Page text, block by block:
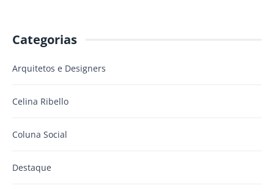
Categorias
Arquitetos e Designers
Celina Ribello
Coluna Social
Destaque